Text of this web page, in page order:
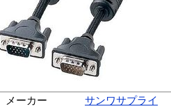
メーカー
サンワサプライ